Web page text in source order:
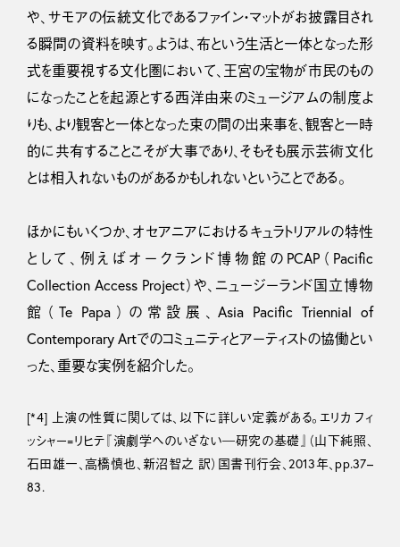
や、サモアの伝統文化であるファイン・マットがお披露目され
る瞬間の資料を映す。ようは、布という生活と一体となった形
式を重要視する文化圏において、王宮の宝物が市民のもの
になったことを起源とする西洋由来のミュージアムの制度よ
りも、より観客と一体となった束の間の出来事を、観客と一時
的に共有することこそが大事であり、そもそも展示芸術文化
とは相入れないものがあるかもしれないということである。
ほかにもいくつか、オセアニアにおけるキュラトリアルの特性
として、例えばオークランド博物館のPCAP（Pacific
Collection Access Project）や、ニュージーランド国立博物
館（Te Papa）の常設展、Asia Pacific Triennial of
Contemporary Artでのコミュニティとアーティストの協働とい
った、重要な実例を紹介した。
[*4] 上演の性質に関しては、以下に詳しい定義がある。エリカ フィ
ッシャー=リヒテ『演劇学へのいざない―研究の基礎』（山下純照、
石田雄一、高橋慎也、新沼智之 訳）国書刊行会、2013年、pp.37–
83.